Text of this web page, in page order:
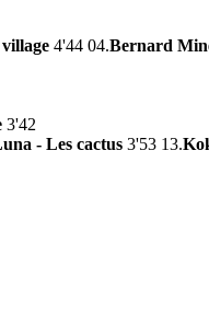
4'44 04.Bernard
3'42
- Les cactus 3'53 13.